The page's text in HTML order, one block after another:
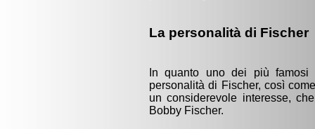
La personalità di Fischer
In quanto uno dei più
personalità di Fischer, così
un considerevole interesse,
Bobby Fischer.